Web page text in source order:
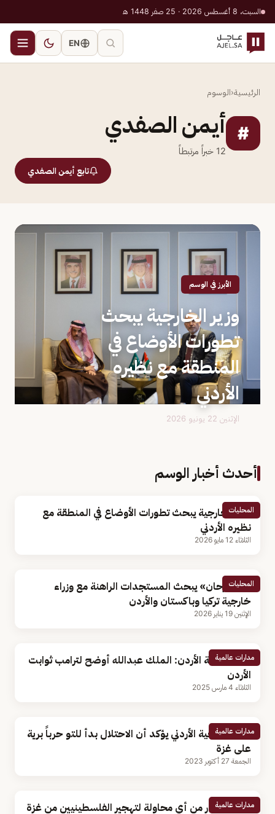
السبت، 8 أغسطس 2026 · 25 صفر 1448 هـ
EN
الرئيسية‹الوسوم
# أيمن الصفدي
12 خبراً مرتبطاً
تابع أيمن الصفدي
الأبرز في الوسم
وزير الخارجية يبحث
تطورات الأوضاع في
المنطقة مع نظيره
الأردني
الإثنين 22 يونيو 2026
أحدث أخبار الوسم
المحليات
وزير الخارجية يبحث تطورات الأوضاع في المنطقة مع
نظيره الأردني
الثلاثاء 12 مايو 2026
المحليات
«بن فرحان» يبحث المستجدات الراهنة مع وزراء
خارجية تركيا وباكستان والأردن
الإثنين 19 يناير 2026
مدارات عالمية
وزير خارجية الأردن: الملك عبدالله أوضح لترامب ثوابت
الأردن
الثلاثاء 4 مارس 2025
مدارات عالمية
وزير الخارجية الأردني يؤكد أن الاحتلال بدأ للتو حرباً برية
على غزة
الجمعة 27 أكتوبر 2023
مدارات عالمية
الأردن يحذر من أي محاولة لتهجير الفلسطينيين من غزة